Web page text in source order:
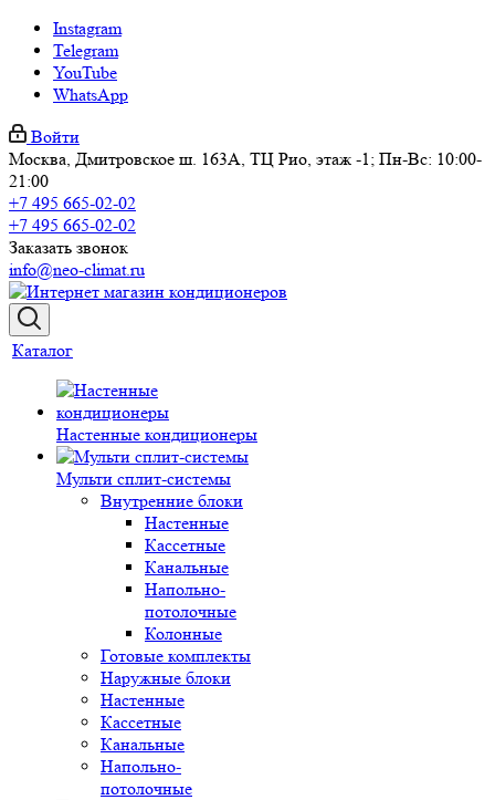
Instagram
Telegram
YouTube
WhatsApp
Войти
Москва, Дмитровское ш. 163А, ТЦ Рио, этаж -1; Пн-Вс: 10:00-
21:00
+7 495 665-02-02
+7 495 665-02-02
Заказать звонок
info@neo-climat.ru
Каталог
Настенные кондиционеры
Мульти сплит-системы
Внутренние блоки
Настенные
Кассетные
Канальные
Напольно-
потолочные
Колонные
Готовые комплекты
Наружные блоки
Настенные
Кассетные
Канальные
Напольно-
потолочные